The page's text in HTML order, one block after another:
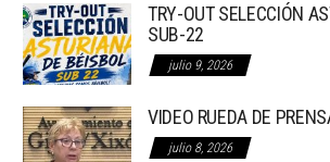
TRY-OUT SELECCIÓN
SUB-22
julio 9, 2026
VIDEO RUEDA DE
julio 8, 2026